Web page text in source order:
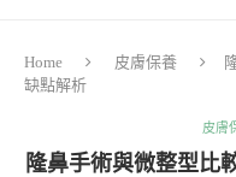
Home 皮膚保養
缺點解析
皮膚
隆鼻手術與微整型比